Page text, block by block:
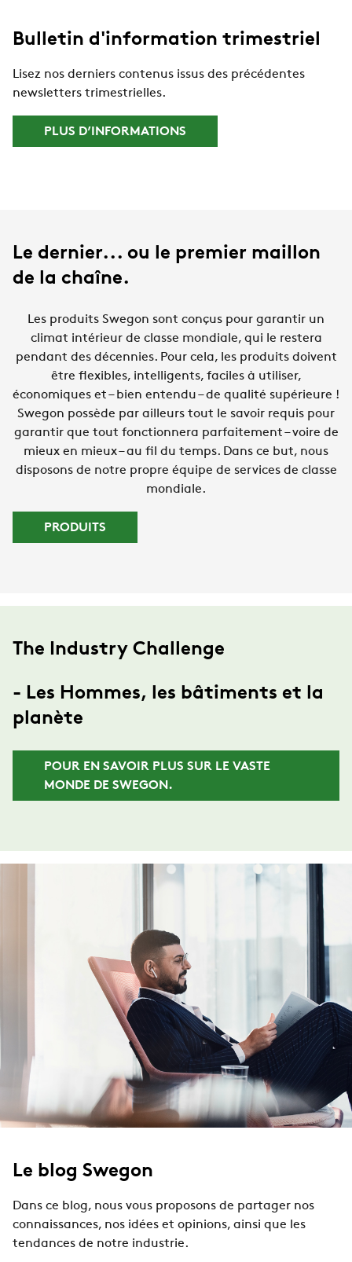
Bulletin d'information trimestriel
Lisez nos derniers contenus issus des précédentes
newsletters trimestrielles.
PLUS D’INFORMATIONS
Le dernier... ou le premier maillon
de la chaîne.
Les produits Swegon sont conçus pour garantir un
climat intérieur de classe mondiale, qui le restera
pendant des décennies. Pour cela, les produits doivent
être flexibles, intelligents, faciles à utiliser,
économiques et – bien entendu – de qualité supérieure !
Swegon possède par ailleurs tout le savoir requis pour
garantir que tout fonctionnera parfaitement – voire de
mieux en mieux – au fil du temps. Dans ce but, nous
disposons de notre propre équipe de services de classe
mondiale.
PRODUITS
The Industry Challenge
- Les Hommes, les bâtiments et la
planète
POUR EN SAVOIR PLUS SUR LE VASTE
MONDE DE SWEGON.
Le blog Swegon
Dans ce blog, nous vous proposons de partager nos
connaissances, nos idées et opinions, ainsi que les
tendances de notre industrie.